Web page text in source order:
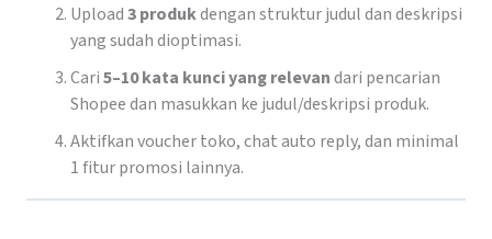
Upload3 produkdengan struktur judul dan deskripsi
yang sudah dioptimasi.
Cari5–10 kata kunci yang relevandari pencarian
Shopee dan masukkan ke judul/deskripsi produk.
Aktifkan voucher toko, chat auto reply, dan minimal
1 fitur promosi lainnya.